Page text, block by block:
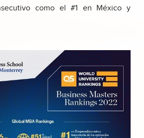
como el #1 en México y